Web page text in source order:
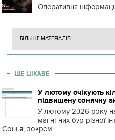
Оперативна
БІЛЬШЕ МАТЕРІАЛІВ
ЩЕ ЦІКАВЕ
У лютому очікують
підвищену сонячну
У лютому 2026 року
магнітних бур різної
Сонця, зокрем...